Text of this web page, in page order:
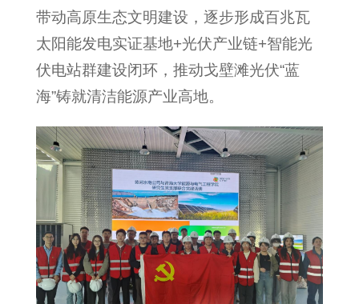
带动高原生态文明建设，逐步形成百兆瓦
太阳能发电实证基地+光伏产业链+智能光
伏电站群建设闭环，推动戈壁滩光伏“蓝
海”铸就清洁能源产业高地。